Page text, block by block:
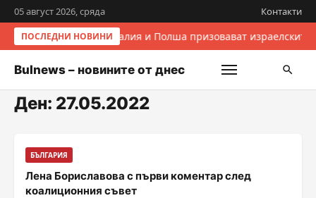
05 август 2026, сряда Контакти
ПОСЛЕДНИ НОВИНИИталия и Полша призовават
Bulnews – новините от днес
Ден: 27.05.2022
БЪЛГАРИЯ
Лена Бориславова с първи коментар след
коалиционния съвет